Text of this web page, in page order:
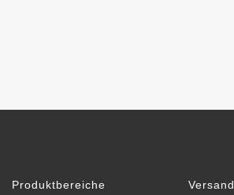
Produktbereiche Versand